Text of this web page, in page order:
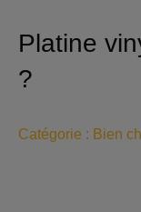
Platine
?
Catégorie : Bien